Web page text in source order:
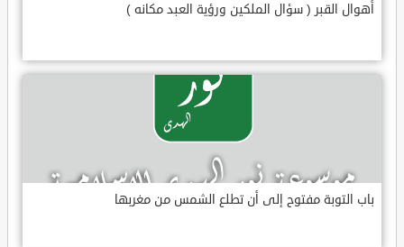
أهوال القبر ( سؤال الملكين ورؤية العبد مكانه )
باب التوبة مفتوح إلى أن تطلع الشمس من مغربها